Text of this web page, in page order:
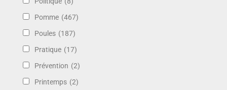
Pomme (467)
Poules (187)
Pratique (17)
Prévention (2)
Printemps (2)